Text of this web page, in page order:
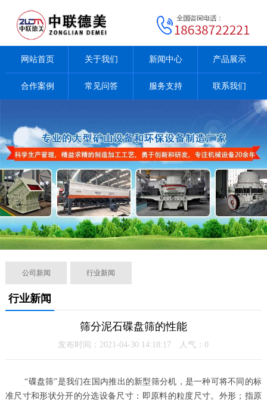
网站首页 关于我们 新闻中心 产品展示
合作案例 常见问答 服务支持 联系我们
公司新闻 行业新闻
行业新闻
筛分泥石碟盘筛的性能
发布时间：2021-04-30 14:18:17 人气： 0
“碟盘筛”是我们在国内推出的新型筛分机，是一种可将不同的标
准尺寸和形状分开的分选设备尺寸：即原料的粒度尺寸。外形；指原